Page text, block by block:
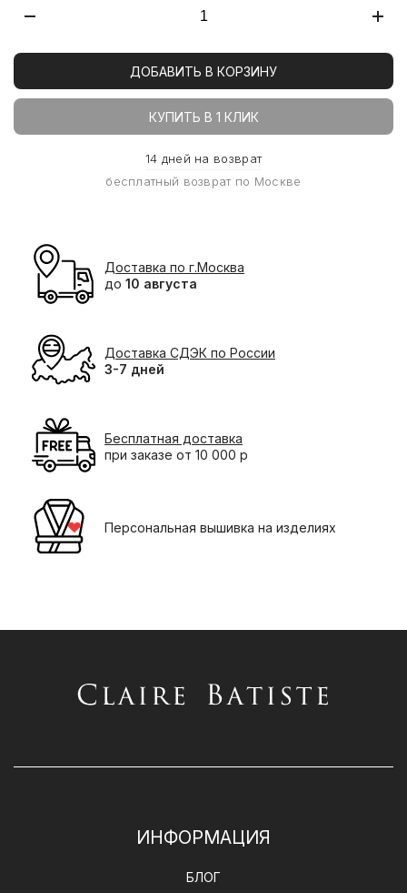
ДОБАВИТЬ В КОРЗИНУ
КУПИТЬ В 1 КЛИК
14 дней на возврат
бесплатный возврат по Москве
Доставка по г.Москва
до 10 августа
Доставка СДЭК по России
3-7 дней
Бесплатная доставка
при заказе от 10 000 р
Персональная вышивка на изделиях
ИНФОРМАЦИЯ
БЛОГ